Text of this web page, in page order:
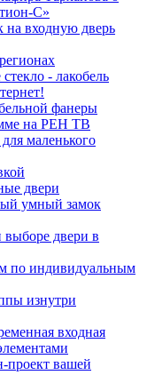
С»
на входную дверь
- лакобель
фанеры
на РЕН ТВ
маленького
двери
умный замок
двери в
по индивидуальным
изнутри
входная
проект вашей